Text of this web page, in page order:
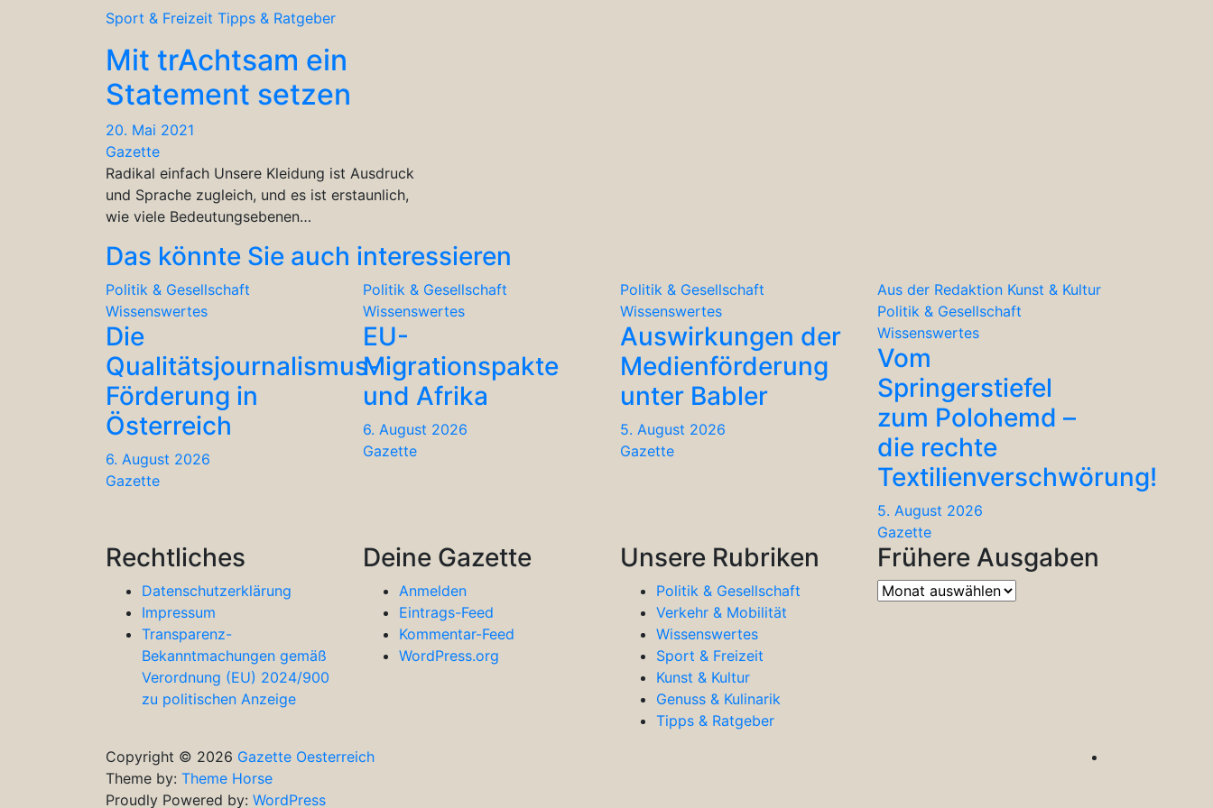
Sport & Freizeit Tipps & Ratgeber
Mit trAchtsam ein
Statement setzen
20. Mai 2021
Gazette
Radikal einfach Unsere Kleidung ist Ausdruck
und Sprache zugleich, und es ist erstaunlich,
wie viele Bedeutungsebenen…
Das könnte Sie auch interessieren
Politik & Gesellschaft
Wissenswertes
Die
Qualitätsjournalismus-
Förderung in
Österreich
6. August 2026
Gazette
Politik & Gesellschaft
Wissenswertes
EU-
Migrationspakte
und Afrika
6. August 2026
Gazette
Politik & Gesellschaft
Wissenswertes
Auswirkungen der
Medienförderung
unter Babler
5. August 2026
Gazette
Aus der Redaktion Kunst & Kultur
Politik & Gesellschaft
Wissenswertes
Vom
Springerstiefel
zum Polohemd –
die rechte
Textilienverschwörung!
5. August 2026
Gazette
Rechtliches
Datenschutzerklärung
Impressum
Transparenz-
Bekanntmachungen gemäß
Verordnung (EU) 2024/900
zu politischen Anzeige
Deine Gazette
Anmelden
Eintrags-Feed
Kommentar-Feed
WordPress.org
Unsere Rubriken
Politik & Gesellschaft
Verkehr & Mobilität
Wissenswertes
Sport & Freizeit
Kunst & Kultur
Genuss & Kulinarik
Tipps & Ratgeber
Frühere Ausgaben
Frühere
Copyright © 2026 Gazette Oesterreich
Theme by: Theme Horse
Proudly Powered by: WordPress